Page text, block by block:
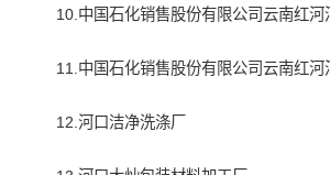
10.中国石化销售股份有限公司云南红
11.中国石化销售股份有限公司云南红河
12.河口洁净洗涤厂